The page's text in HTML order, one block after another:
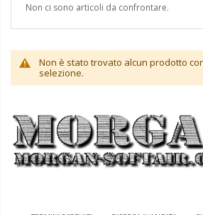
Non ci sono articoli da confrontare.
Non è stato trovato alcun prodotto
selezione.